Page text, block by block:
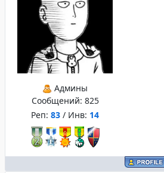
Админы
Сообщений: 825
Реп: 83 / Инв: 14